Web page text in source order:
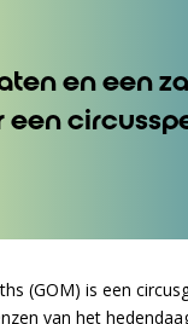
en een
een
(GOM) is een
van het